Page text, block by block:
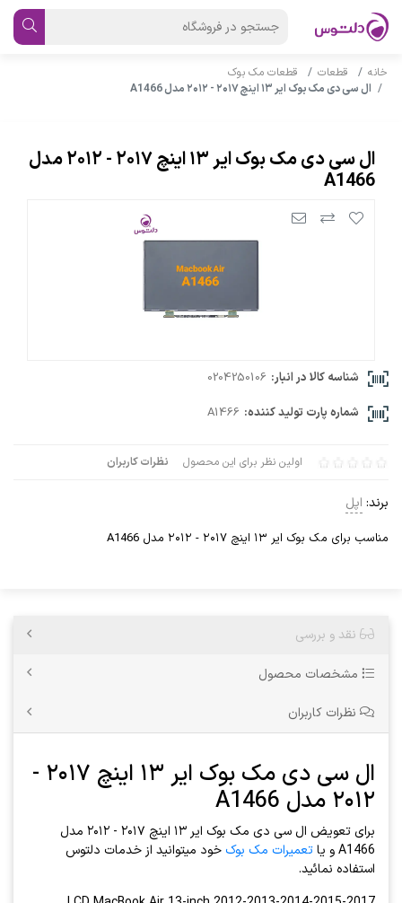
خانه قطعات
قطعات مک بوک
ال سی دی مک بوک ایر ۱۳ اینچ ۲۰۱۷ - ۲۰۱۲ مدل A1466
ال سی دی مک بوک ایر ۱۳ اینچ ۲۰۱۷ - ۲۰۱۲ مدل
A1466
اولین نظر برای این محصول نظرات کاربران
برند: اپل
مناسب برای مک بوک ایر ۱۳ اینچ ۲۰۱۷ - ۲۰۱۲ مدل A1466
شناسه کالا در انبار: 0204250106
شماره پارت تولید کننده: A1466
نقد و بررسی
مشخصات محصول
نظرات کاربران
ال سی دی مک بوک ایر ۱۳ اینچ ۲۰۱۷ -
۲۰۱۲ مدل A1466
برای تعویض ال سی دی مک بوک ایر ۱۳ اینچ ۲۰۱۷ - ۲۰۱۲ مدل
A1466 و یا
تعمیرات مک بوک خود میتوانید از خدمات دلتوس
استفاده نمائيد.